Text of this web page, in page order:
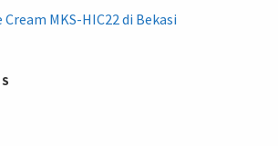
MKS-HIC22 di Bekasi